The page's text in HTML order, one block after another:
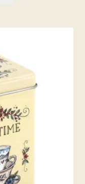
optie
gekozen
op
de
productpagina